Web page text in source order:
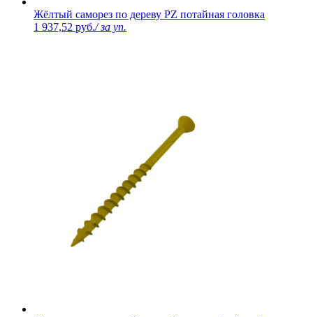
Жёлтый саморез по дереву PZ потайная головка
1 937,52 руб./ за уп.